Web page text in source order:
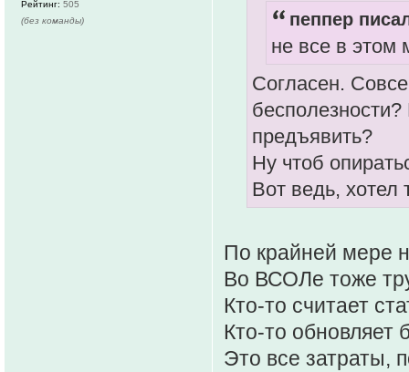
пеппер
не все в этом
Согласен.
предъявить?
Ну чтоб
Вот ведь, хотел
По крайней мере
Во ВСОЛе тоже
Кто-то считает
Кто-то обновляет
Это все затраты,
Рейтинг: 505
(без команды)